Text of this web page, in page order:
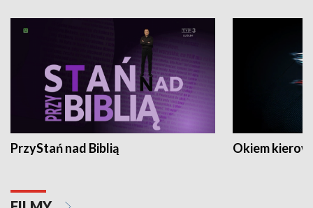
PrzyStań nad Biblią Okiem